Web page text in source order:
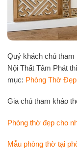
Quý khách chủ
Nội Thất Tâm Phát
mục: Phòng Thờ Đẹp
Gia chủ tham khảo
Phòng thờ đẹp cho
Mẫu phòng thờ tại